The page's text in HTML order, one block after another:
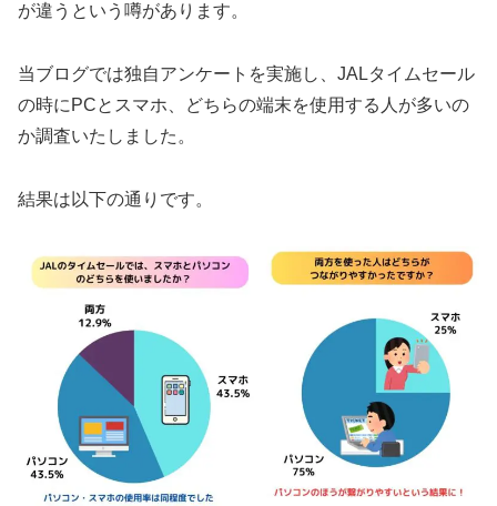
が違うという噂があります。
当ブログでは独自アンケートを実施し、JALタイムセール
の時にPCとスマホ、どちらの端末を使用する人が多いの
か調査いたしました。
結果は以下の通りです。